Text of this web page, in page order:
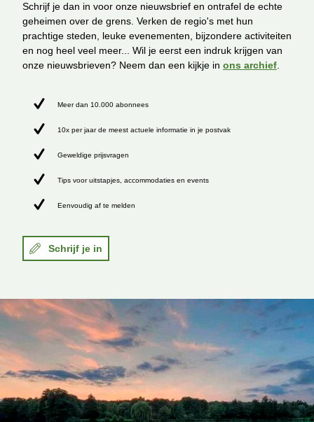
Schrijf je dan in voor onze nieuwsbrief en ontrafel de echte
geheimen over de grens. Verken de regio's met hun
prachtige steden, leuke evenementen, bijzondere activiteiten
en nog heel veel meer... Wil je eerst een indruk krijgen van
onze nieuwsbrieven? Neem dan een kijkje in ons archief
Meer dan 10.000 abonnees
10x per jaar de meest actuele informatie in je postvak
Geweldige prijsvragen
Tips voor uitstapjes, accommodaties en events
Eenvoudig af te melden
Schrijf je in